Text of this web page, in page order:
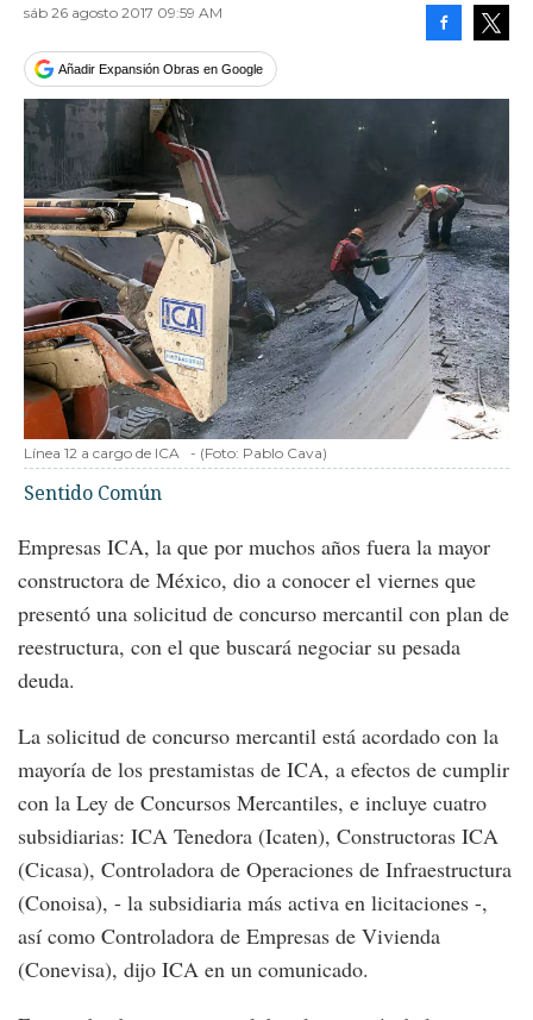
sáb 26 agosto 2017 09:59 AM
Añadir Expansión Obras en Google
Línea 12 a cargo de ICA - (Foto: Pablo Cava)
Sentido Común
Empresas ICA, la que por muchos años fuera la mayor
constructora de México, dio a conocer el viernes que
presentó una solicitud de concurso mercantil con plan de
reestructura, con el que buscará negociar su pesada
deuda.
La solicitud de concurso mercantil está acordado con la
mayoría de los prestamistas de ICA, a efectos de cumplir
con la Ley de Concursos Mercantiles, e incluye cuatro
subsidiarias: ICA Tenedora (Icaten), Constructoras ICA
(Cicasa), Controladora de Operaciones de Infraestructura
(Conoisa), - la subsidiaria más activa en licitaciones -,
así como Controladora de Empresas de Vivienda
(Conevisa), dijo ICA en un comunicado.